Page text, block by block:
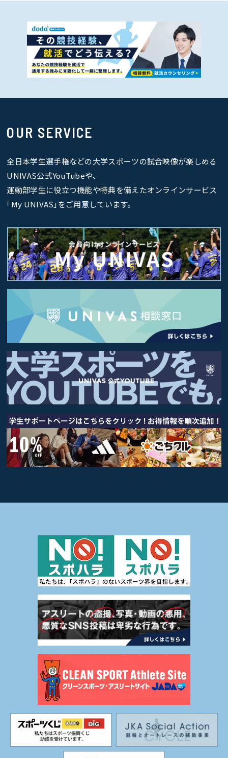
OUR SERVICE
全日本学生選手権などの大学スポーツの試合映像が楽しめる
UNIVAS公式YouTubeや、
運動部学生に役立つ機能や特典を備えたオンラインサービス
｢My UNIVAS｣をご用意しています。